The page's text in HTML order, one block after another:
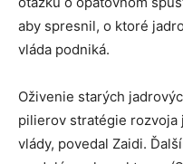
aby spresnil, o ktoré
vláda podniká.
Oživenie starých
pilierov stratégie
vlády, povedal Zaidi.